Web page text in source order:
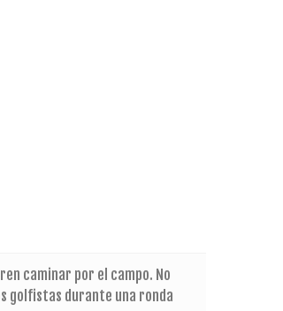
caminar por el campo. No
golfistas durante una ronda